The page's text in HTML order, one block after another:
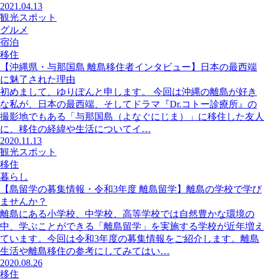
2021.04.13
観光スポット
グルメ
宿泊
移住
【沖縄県・与那国島 離島移住者インタビュー】日本の最西端
に魅了された理由
初めまして、ゆりぽんと申します。 今回は沖縄の離島が好き
な私が、日本の最西端、そしてドラマ『Dr.コトー診療所』の
撮影地でもある「与那国島（よなぐにじま）」に移住した友人
に、移住の経緯や生活についてイ…
2020.11.13
観光スポット
移住
暮らし
【島留学の募集情報・令和3年度 離島留学】離島の学校で学び
ませんか？
離島にある小学校、中学校、高等学校では自然豊かな環境の
中、学ぶことができる「離島留学」を実施する学校が近年増え
ています。今回は令和3年度の募集情報をご紹介します。離島
生活や離島移住の参考にしてみてはい…
2020.08.26
移住